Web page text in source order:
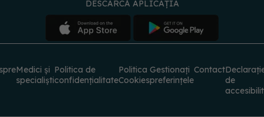
DESCARCĂ APLICAȚIA
Medici și
specialiști
Politica de
confidențialitate
Politica
Cookies
Gestionați
preferințele
Contact
de